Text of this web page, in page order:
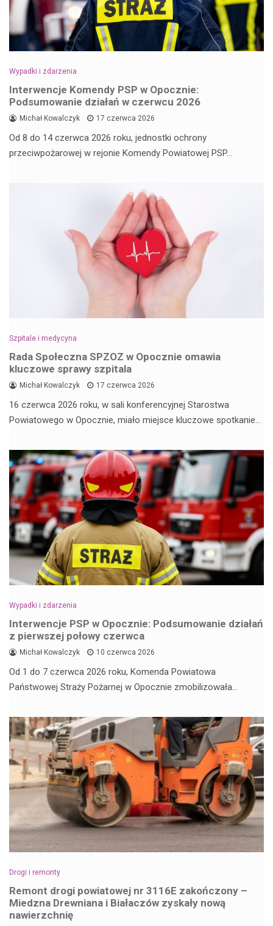
Wypadki i zdarzenia
Interwencje Komendy PSP w Opocznie:
Podsumowanie działań w czerwcu 2026
Michał Kowalczyk 17 czerwca 2026
Od 8 do 14 czerwca 2026 roku, jednostki ochrony
przeciwpożarowej w rejonie Komendy Powiatowej PSP…
Szpitale i medycyna
Rada Społeczna SPZOZ w Opocznie omawia
kluczowe sprawy szpitala
Michał Kowalczyk 17 czerwca 2026
16 czerwca 2026 roku, w sali konferencyjnej Starostwa
Powiatowego w Opocznie, miało miejsce kluczowe spotkanie…
Wypadki i zdarzenia
Interwencje PSP w Opocznie: Podsumowanie działań
z pierwszej połowy czerwca
Michał Kowalczyk 10 czerwca 2026
Od 1 do 7 czerwca 2026 roku, Komenda Powiatowa
Państwowej Straży Pożarnej w Opocznie zmobilizowała…
Drogi i remonty
Remont drogi powiatowej nr 3116E zakończony –
Miedzna Drewniana i Białaczów zyskały nową
nawierzchnię